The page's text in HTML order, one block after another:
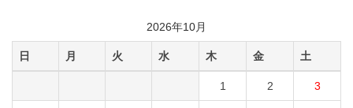
2026年10月
日 月 火 水 木 金 土
1 2 3